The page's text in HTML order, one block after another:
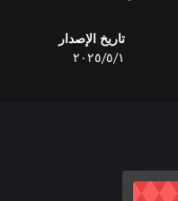
تاريخ الإصدار
١‏/٥‏/٢٠٢٥